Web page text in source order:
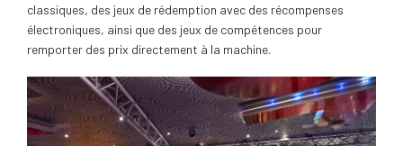
classiques, des jeux de rédemption avec des récompenses
électroniques, ainsi que des jeux de compétences pour
remporter des prix directement à la machine.